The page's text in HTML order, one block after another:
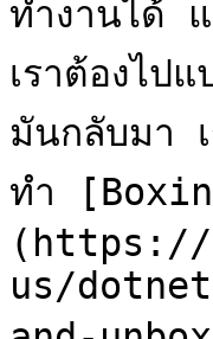
ทำงานได้
เราต้องไป
มันกลับมา เ
ทำ
(https://
us/